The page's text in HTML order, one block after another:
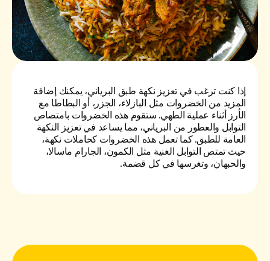
إذا كنت ترغب في تعزيز نكهة طبق البرياني، يمكنك إضافة
المزيد من الخضروات مثل البازلاء، الجزر، أو البطاطا مع
الأرز أثناء عملية الطهي. ستقوم هذه الخضروات بامتصاص
التوابل والعطور من البرياني، مما يساعد في تعزيز النكهة
العامة للطبق. كما تعمل هذه الخضروات كحاملات نكهة،
حيث تمتص التوابل الغنية مثل الكمون، الجارام ماسالا،
والحبهان، وتغرسها في كل قضمة.